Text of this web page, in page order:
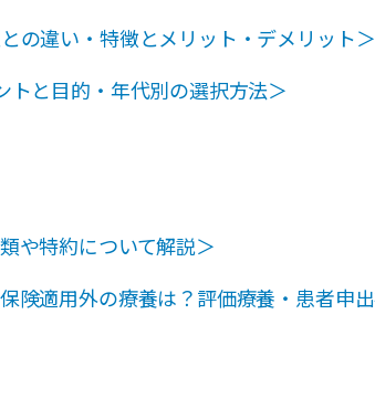
の違い・特徴とメリット・デメリット＞
と目的・年代別の選択方法＞
や特約について解説＞
険適用外の療養は？評価療養・患者申